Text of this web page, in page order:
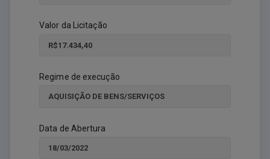
Valor da Licitação
Regime de execução
Data de Abertura